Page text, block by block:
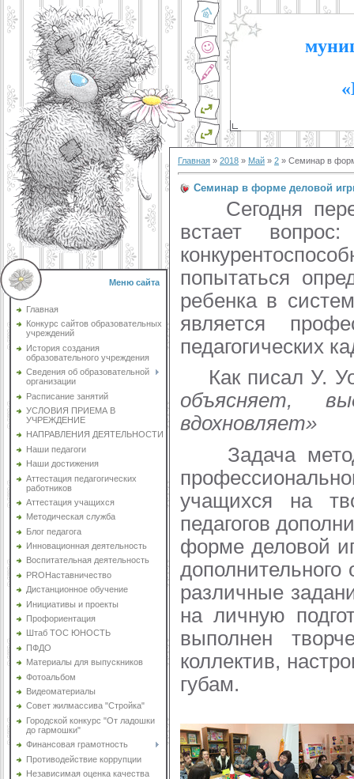
Меню сайта
Главная
Конкурс сайтов образовательных
учреждений
История создания
образовательного учреждения
Сведения об образовательной
организации
Расписание занятий
УСЛОВИЯ ПРИЕМА В
УЧРЕЖДЕНИЕ
НАПРАВЛЕНИЯ ДЕЯТЕЛЬНОСТИ
Наши педагоги
Наши достижения
Аттестация педагогических
работников
Аттестация учащихся
Методическая служба
Блог педагога
Инновационная деятельность
Воспитательная деятельность
PROНаставничество
Дистанционное обучение
Инициативы и проекты
Профориентация
Штаб ТОС ЮНОСТЬ
ПФДО
Материалы для выпускников
Фотоальбом
Видеоматериалы
Совет жилмассива "Стройка"
Городской конкурс "От ладошки
до гармошки"
Финансовая грамотность
Противодействие коррупции
Независимая оценка качества
Главная » 2018 » Май » 2 » Семинар в
Семинар в форме деловой
Сегодня перед
встает
попытаться
ребенка в
является
педагогических
Как писал У.
объясняет,
вдохновляет»
Задача
учащихся на
педагогов
форме деловой
различные
на личную
выполнен
коллектив,
губам.